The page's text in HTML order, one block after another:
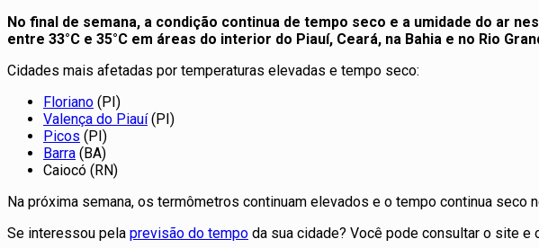
No final de semana, a condição continua de tempo seco e a umidade do ar
entre 33°C e 35°C em áreas do interior do Piauí, Ceará, na Bahia e no Rio
Cidades mais afetadas por temperaturas elevadas e tempo seco:
Floriano (PI)
Valença do Piauí(PI)
Picos (PI)
Barra (BA)
Caiocó (RN)
Na próxima semana, os termômetros continuam elevados e o tempo continua seco
Se interessou pela previsão do tempo da sua cidade? Você pode consultar o site e